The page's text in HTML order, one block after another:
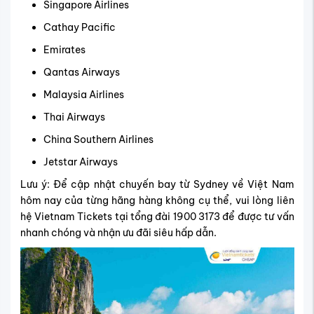
Singapore Airlines
Cathay Pacific
Emirates
Qantas Airways
Malaysia Airlines
Thai Airways
China Southern Airlines
Jetstar Airways
Lưu ý: Để cập nhật chuyến bay từ Sydney về Việt Nam
hôm nay của từng hãng hàng không cụ thể, vui lòng liên
hệ Vietnam Tickets tại tổng đài 1900 3173 để được tư vấn
nhanh chóng và nhận ưu đãi siêu hấp dẫn.